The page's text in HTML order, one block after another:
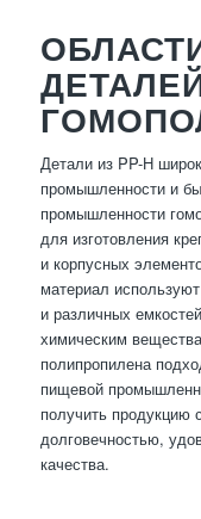
Детали из PP-H
промышленности и
промышленности
для изготовления
и корпусных
материал
и различных
химическим
полипропилена
пищевой
получить продукцию
долговечностью,
качества.